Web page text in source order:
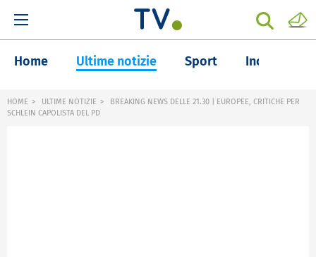
Home Ultime notizie Sport Inchieste
HOME ULTIME NOTIZIE
BREAKING NEWS DELLE 21.30 | EUROPEE, CRITICHE PER
SCHLEIN CAPOLISTA DEL PD